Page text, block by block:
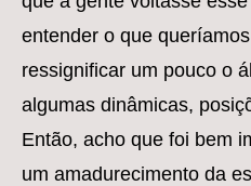
entender o que
ressignificar um pouco o
algumas dinâmicas,
Então, acho que foi bem
um amadurecimento da